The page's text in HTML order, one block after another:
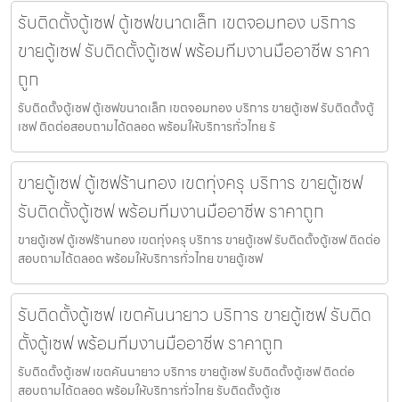
รับติดตั้งตู้เซฟ ตู้เซฟขนาดเล็ก เขตจอมทอง บริการ
ขายตู้เซฟ รับติดตั้งตู้เซฟ พร้อมทีมงานมืออาชีพ ราคา
ถูก
รับติดตั้งตู้เซฟ ตู้เซฟขนาดเล็ก เขตจอมทอง บริการ ขายตู้เซฟ รับติดตั้งตู้
เซฟ ติดต่อสอบถามได้ตลอด พร้อมให้บริการทั่วไทย รั
ขายตู้เซฟ ตู้เซฟร้านทอง เขตทุ่งครุ บริการ ขายตู้เซฟ
รับติดตั้งตู้เซฟ พร้อมทีมงานมืออาชีพ ราคาถูก
ขายตู้เซฟ ตู้เซฟร้านทอง เขตทุ่งครุ บริการ ขายตู้เซฟ รับติดตั้งตู้เซฟ ติดต่อ
สอบถามได้ตลอด พร้อมให้บริการทั่วไทย ขายตู้เซฟ
รับติดตั้งตู้เซฟ เขตคันนายาว บริการ ขายตู้เซฟ รับติด
ตั้งตู้เซฟ พร้อมทีมงานมืออาชีพ ราคาถูก
รับติดตั้งตู้เซฟ เขตคันนายาว บริการ ขายตู้เซฟ รับติดตั้งตู้เซฟ ติดต่อ
สอบถามได้ตลอด พร้อมให้บริการทั่วไทย รับติดตั้งตู้เซ